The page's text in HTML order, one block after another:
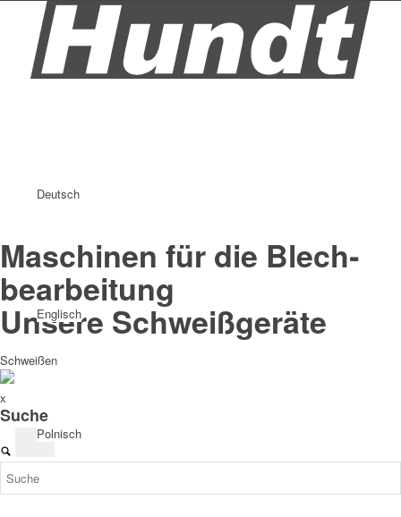
Deutsch
Englisch
Polnisch
Maschinen für die Blech­
bearbeitung
Unsere Schweiß­geräte
Schweißen
x
Suche